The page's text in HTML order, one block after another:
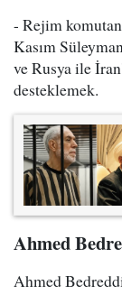
- Rejim
Kasım
ve Rusya ile
desteklemek.
Ahmed
Ahmed